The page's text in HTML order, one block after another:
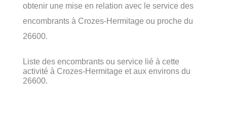
obtenir une mise en relation avec le service des
encombrants à Crozes-Hermitage ou proche du
26600.
Liste des encombrants ou service lié à cette
activité à Crozes-Hermitage et aux environs du
26600.